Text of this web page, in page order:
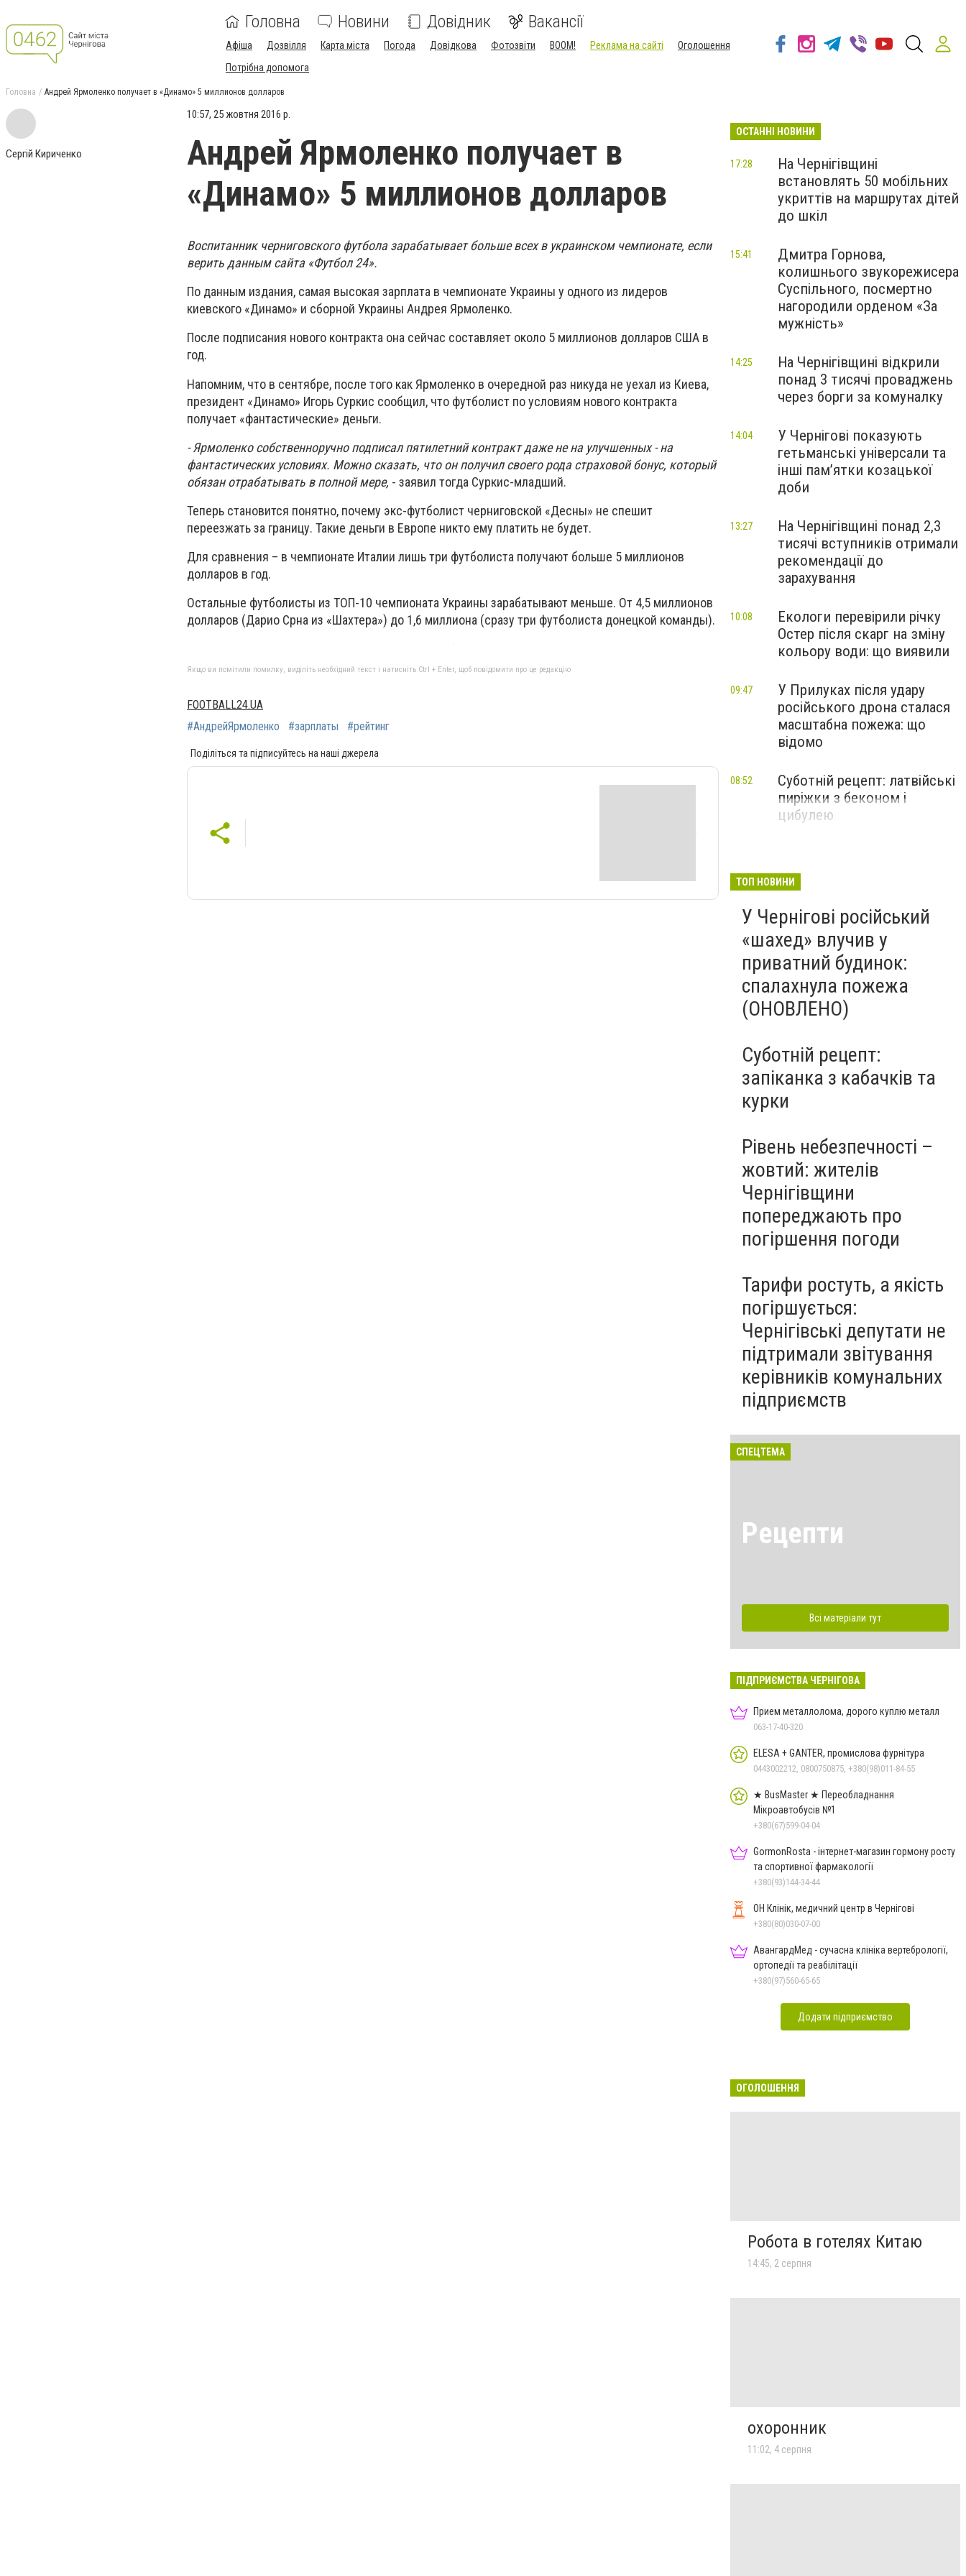
Головна Новини Довідник Вакансії
Афіша Дозвілля Карта міста Погода Довідкова Фотозвіти BOOM! Реклама на сайті
Оголошення
Потрібна допомога
Головна Андрей Ярмоленко получает в «Динамо» 5 миллионов долларов
Сергій Кириченко
10:57, 25 жовтня 2016 р.
Андрей Ярмоленко получает в
«Динамо» 5 миллионов долларов
Воспитанник черниговского футбола зарабатывает больше всех в украинском чемпионате, если
верить данным сайта «Футбол 24».
По данным издания, самая высокая зарплата в чемпионате Украины у одного из лидеров
киевского «Динамо» и сборной Украины Андрея Ярмоленко.
После подписания нового контракта она сейчас составляет около 5 миллионов долларов США в
год.
Напомним, что в сентябре, после того как Ярмоленко в очередной раз никуда не уехал из Киева,
президент «Динамо» Игорь Суркис сообщил, что футболист по условиям нового контракта
получает «фантастические» деньги.
- Ярмоленко собственноручно подписал пятилетний контракт даже не на улучшенных - на
фантастических условиях. Можно сказать, что он получил своего рода страховой бонус, который
обязан отрабатывать в полной мере, - заявил тогда Суркис-младший.
Теперь становится понятно, почему экс-футболист черниговской «Десны» не спешит
переезжать за границу. Такие деньги в Европе никто ему платить не будет.
Для сравнения – в чемпионате Италии лишь три футболиста получают больше 5 миллионов
долларов в год.
Остальные футболисты из ТОП-10 чемпионата Украины зарабатывают меньше. От 4,5 миллионов
долларов (Дарио Срна из «Шахтера») до 1,6 миллиона (сразу три футболиста донецкой команды).
Якщо ви помітили помилку, виділіть необхідний текст і натисніть Ctrl + Enter, щоб повідомити про це редакцію
FOOTBALL24.UA
#АндрейЯрмоленко
#зарплаты #рейтинг
Поділіться та підписуйтесь на наші джерела
ОСТАННІ НОВИНИ
На Чернігівщині
встановлять 50 мобільних
укриттів на маршрутах дітей
до шкіл
17:28
Дмитра Горнова,
колишнього звукорежисера
Суспільного, посмертно
нагородили орденом «За
мужність»
15:41
На Чернігівщині відкрили
понад 3 тисячі проваджень
через борги за комуналку
14:25
У Чернігові показують
гетьманські універсали та
інші пам’ятки козацької
доби
14:04
На Чернігівщині понад 2,3
тисячі вступників отримали
рекомендації до
зарахування
13:27
Екологи перевірили річку
Остер після скарг на зміну
кольору води: що виявили
10:08
У Прилуках після удару
російського дрона сталася
масштабна пожежа: що
відомо
09:47
Суботній рецепт: латвійські
пиріжки з беконом і
цибулею
08:52
ТОП НОВИНИ
У Чернігові російський
«шахед» влучив у
приватний будинок:
спалахнула пожежа
(ОНОВЛЕНО)
Суботній рецепт:
запіканка з кабачків та
курки
Рівень небезпечності –
жовтий: жителів
Чернігівщини
попереджають про
погіршення погоди
Тарифи ростуть, а якість
погіршується:
Чернігівські депутати не
підтримали звітування
керівників комунальних
підприємств
СПЕЦТЕМА
Рецепти
Всі матеріали тут
ПІДПРИЄМСТВА ЧЕРНІГОВА
Прием металлолома, дорого куплю металл
063-17-40-320
ELESA + GANTER, промислова фурнітура
0443002212, 0800750875, +380(98)011-84-55
★ BusMaster ★ Переобладнання
Мікроавтобусів №1
+380(67)599-04-04
GormonRosta - інтернет-магазин гормону росту
та спортивної фармакології
+380(93)144-34-44
ОН Клінік, медичний центр в Чернігові
+380(80)030-07-00
АвангардМед - сучасна клініка вертебрології,
ортопедії та реабілітації
+380(97)560-65-65
Додати підприємство
ОГОЛОШЕННЯ
Робота в готелях Китаю
14:45, 2 серпня
охоронник
11:02, 4 серпня